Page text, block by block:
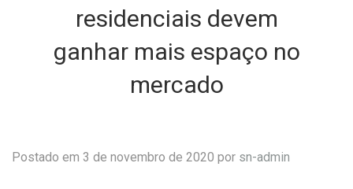
residenciais devem
ganhar mais espaço no
mercado
Postado em 3 de novembro de 2020 por sn-admin